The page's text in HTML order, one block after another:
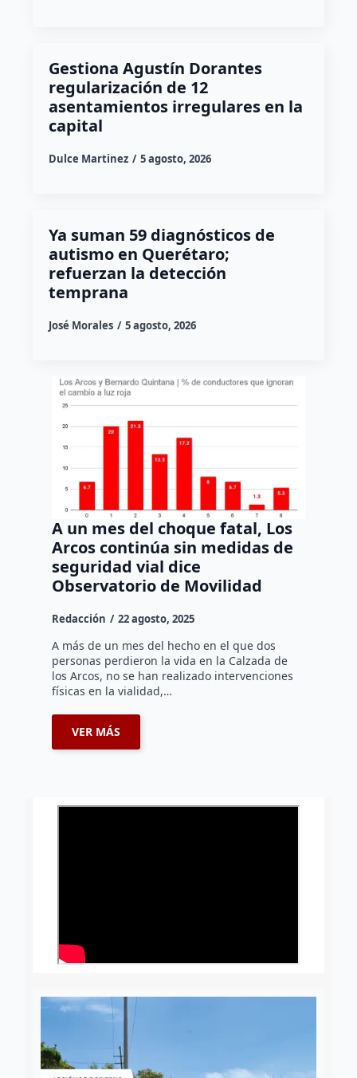
Gestiona Agustín Dorantes
regularización de 12
asentamientos irregulares en la
capital
Dulce Martinez 5 agosto, 2026
Ya suman 59 diagnósticos de
autismo en Querétaro;
refuerzan la detección
temprana
José Morales 5 agosto, 2026
A un mes del choque fatal, Los
Arcos continúa sin medidas de
seguridad vial dice
Observatorio de Movilidad
Redacción 22 agosto, 2025
A más de un mes del hecho en el que dos
personas perdieron la vida en la Calzada de
los Arcos, no se han realizado intervenciones
físicas en la vialidad,…
VER MÁS